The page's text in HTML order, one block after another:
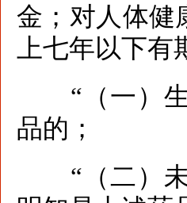
金；对人体健
上七年以下
“（一）生
品的；
“（二）未